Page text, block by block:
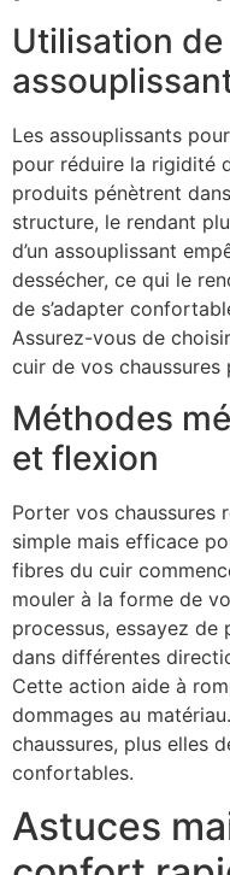
Utilisation
Les assouplissants
pour réduire la rigidité
produits pénètrent
structure, le rendant
d’un assouplissant
dessécher, ce qui le
de s’adapter
Assurez-vous de
cuir de vos chaussures
Méthodes
et flexion
Porter vos chaussures
simple mais efficace
fibres du cuir
mouler à la forme de
processus, essayez de
dans différentes
Cette action aide à
dommages au
chaussures, plus elles
confortables.
Astuces